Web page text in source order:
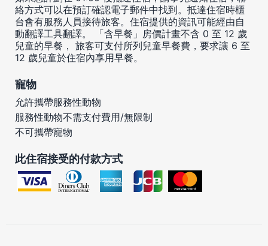
絡方式可以在預訂確認電子郵件中找到。抵達住宿時櫃
台會有服務人員接待旅客。住宿提供的資訊可能經由自
動翻譯工具翻譯。 「含早餐」房價計畫不含 0 至 12 歲
兒童的早餐， 旅客可支付所列兒童早餐費，要求讓 6 至
12 歲兒童於住宿內享用早餐。
寵物
允許攜帶服務性動物
服務性動物不需支付費用/無限制
不可攜帶寵物
此住宿接受的付款方式